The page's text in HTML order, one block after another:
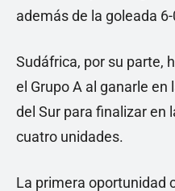
además de la goleada
Sudáfrica, por su parte,
el Grupo A al ganarle en
del Sur para finalizar en
cuatro unidades.
La primera oportunidad